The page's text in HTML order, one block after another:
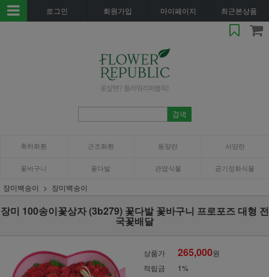
로그인 회원가입 마이페이지 최근본상품
축하화환 근조화환 동양란 서양란
꽃바구니 꽃다발 관엽식물 공기정화식물
장미백송이 장미백송이
장미 100송이꽃상자 (3b279) 꽃다발 꽃바구니 프로포즈 대형 전
국꽃배달
상품가 265,000원
적립금
1%